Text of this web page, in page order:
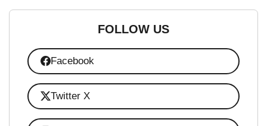
FOLLOW US
Facebook
Twitter X